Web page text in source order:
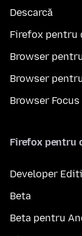
Descarcă
Firefox pentru
Browser
Browser
Browser Focus
Firefox pentru
Developer
Beta
Beta pentru